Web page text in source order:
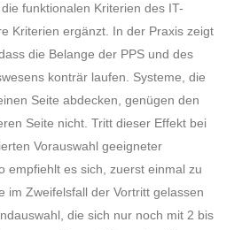
funktionalen Kriterien des IT-
Kriterien ergänzt. In der Praxis zeigt
die Belange der PPS und des
konträr laufen. Systeme, die
Seite abdecken, genügen den
Seite nicht. Tritt dieser Effekt bei
Vorauswahl geeigneter
empfiehlt es sich, zuerst einmal zu
im Zweifelsfall der Vortritt gelassen
die sich nur noch mit 2 bis